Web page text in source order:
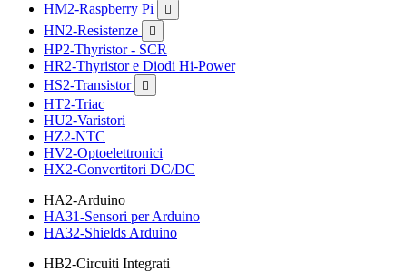
HM2-Raspberry Pi 
HN2-Resistenze 
HP2-Thyristor - SCR
HR2-Thyristor e Diodi Hi-Power
HS2-Transistor

HT2-Triac
HU2-Varistori
HZ2-NTC
HV2-Optoelettronici
HX2-Convertitori DC/DC
HA2-Arduino
HA31-Sensori per Arduino
HA32-Shields Arduino
HB2-Circuiti Integrati